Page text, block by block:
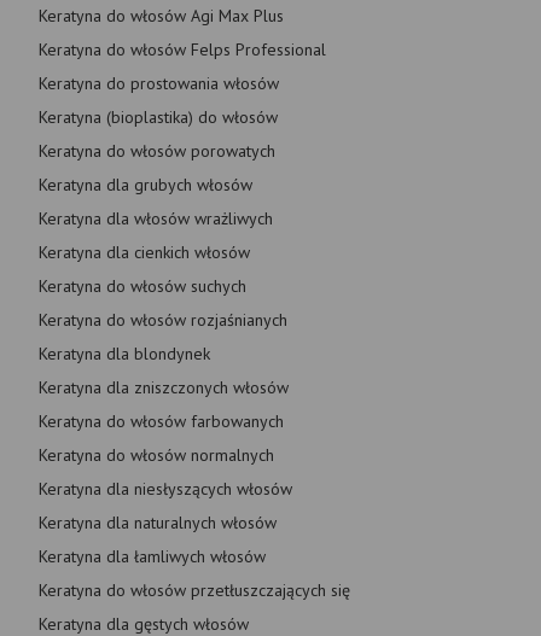
Keratyna do włosów Agi Max Plus
Keratyna do włosów Felps Professional
Keratyna do prostowania włosów
Keratyna (bioplastika) do włosów
Keratyna do włosów porowatych
Keratyna dla grubych włosów
Keratyna dla włosów wrażliwych
Keratyna dla cienkich włosów
Keratyna do włosów suchych
Keratyna do włosów rozjaśnianych
Keratyna dla blondynek
Keratyna dla zniszczonych włosów
Keratyna do włosów farbowanych
Keratyna do włosów normalnych
Keratyna dla niesłyszących włosów
Keratyna dla naturalnych włosów
Keratyna dla łamliwych włosów
Keratyna do włosów przetłuszczających się
Keratyna dla gęstych włosów